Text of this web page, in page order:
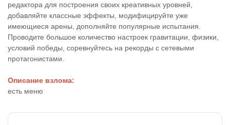
редактора для построения своих креативных уровней,
добавляйте классные эффекты, модифицируйте уже
имеющиеся арены, дополняйте популярные испытания.
Проводите большое количество настроек гравитации, физики,
условий победы, соревнуйтесь на рекорды с сетевыми
протагонистами.
Описание взлома:
есть меню